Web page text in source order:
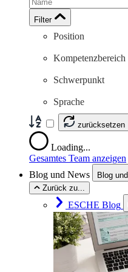
Filter
Position
Kompetenzbereich
Schwerpunkt
Sprache
zurücksetzen
Loading...
Gesamtes Team anzeigen
Blog und News
Blog
Zurück zu...
ESCHE Blog